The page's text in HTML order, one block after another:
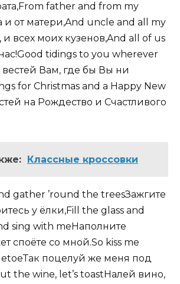
father and from my
и от матери,And uncle and all my
всех моих кузенов,And all of us
tidings to you wherever
вестей Вам, где бы Вы ни
for Christmas and a Happy New
на Рождество и Счастливого
Классные кроссовки
gather ’round the treesЗажгите
у ёлки,Fill the glass and
sing with meНаполните
споёте со мной.So kiss me
поцелуй же меня под
the wine, let’s toastНалей вино,